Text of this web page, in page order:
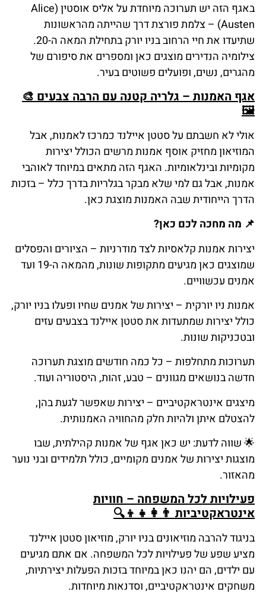
באגף הזה יש תערוכה מיוחדת על אליס אוסטין (Alice
Austen) – צלמת פורצת דרך שהייתה מהראשונות
שתיעדו את חיי הרחוב בניו יורק בתחילת המאה ה-20.
צילומיה הנדירים מוצגים כאן ומספרים את סיפורם של
מהגרים, נשים, ופועלים פשוטים בעיר.
אגף האמנות – גלריה קטנה עם הרבה צבעים🎨
🖼️
אולי לא חשבתם על סטטן איילנד כמרכז לאמנות, אבל
המוזיאון מחזיק אוסף אמנות מרשים הכולל יצירות
מקומיות ובינלאומיות. האגף הזה מתאים במיוחד לאוהבי
אמנות, אבל גם למי שלא מבקר בגלריות בדרך כלל – בזכות
הדרך הייחודית שבה האמנות מוצגת כאן.
📌 מה מחכהלכם כאן?
יצירות אמנות קלאסיות לצד מודרניות – הציורים והפסלים
שמוצגים כאן מגיעים מתקופות שונות, מהמאה ה-19 ועד
אמנים עכשוויים.
אמנות ניו יורקית – יצירות של אמנים שחיו ופעלו בניו יורק,
כולל יצירות שמתעדות את סטטן איילנד בצבעים עזים
ובטכניקות שונות.
תערוכות מתחלפות – כל כמה חודשים מוצגת תערוכה
חדשה בנושאים מגוונים – טבע, זהות, היסטוריה ועוד.
מיצגים אינטראקטיביים – יצירות שאפשר לגעת בהן,
להצטלם איתן ולהיות חלק מהחוויה האמנותית.
🌟שווהלדעת: יש כאן אגף של אמנות קהילתית, שבו
מוצגות יצירות של אמנים מקומיים, כולל תלמידים ובני נוער
מהאזור.
פעילויות לכל המשפחה – חוויות
אינטראקטיביות 👨‍👩‍👧‍👦🔍
בניגוד להרבה מוזיאונים בניו יורק, מוזיאון סטטן איילנד
מציע שפע של פעילויות לכל המשפחה. אם אתם מגיעים
עם ילדים, הם יהנו כאן במיוחד בזכות הפעלות יצירתיות,
משחקים אינטראקטיביים, וסדנאות מיוחדות.